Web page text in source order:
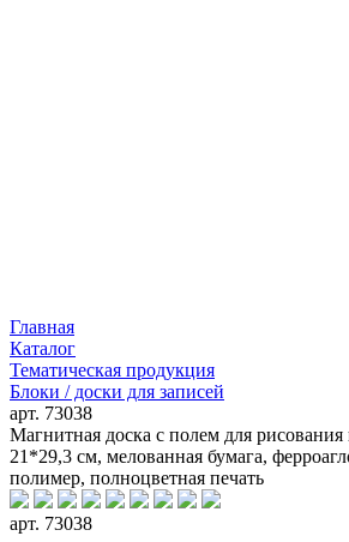
Главная
Каталог
Тематическая продукция
Блоки / доски для записей
арт. 73038
Магнитная доска c полем для
21*29,3 см, мелованная бумага,
полимер, полноцветная печать
арт. 73038